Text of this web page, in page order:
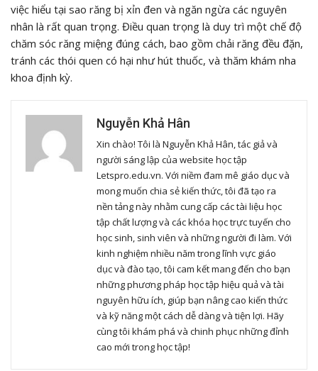
việc hiểu tại sao răng bị xỉn đen và ngăn ngừa các nguyên
nhân là rất quan trọng. Điều quan trọng là duy trì một chế độ
chăm sóc răng miệng đúng cách, bao gồm chải răng đều đặn,
tránh các thói quen có hại như hút thuốc, và thăm khám nha
khoa định kỳ.
Nguyễn Khả Hân
Xin chào! Tôi là Nguyễn Khả Hân, tác giả và
người sáng lập của website học tập
Letspro.edu.vn. Với niềm đam mê giáo dục và
mong muốn chia sẻ kiến thức, tôi đã tạo ra
nền tảng này nhằm cung cấp các tài liệu học
tập chất lượng và các khóa học trực tuyến cho
học sinh, sinh viên và những người đi làm. Với
kinh nghiệm nhiều năm trong lĩnh vực giáo
dục và đào tạo, tôi cam kết mang đến cho bạn
những phương pháp học tập hiệu quả và tài
nguyên hữu ích, giúp bạn nâng cao kiến thức
và kỹ năng một cách dễ dàng và tiện lợi. Hãy
cùng tôi khám phá và chinh phục những đỉnh
cao mới trong học tập!